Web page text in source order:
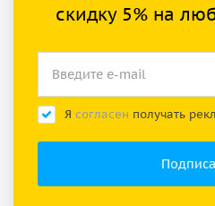
скидку 5% на
Я согласен получать